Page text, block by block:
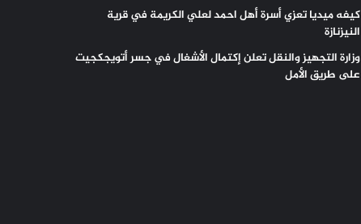
كيفه ميديا تعزي أسرة أهل احمد لعلي الكريمة في قرية
النيزنازة
وزارة التجهيز والنقل تعلن إكتمال الأشغال في جسر أتويجكجيت
على طريق الأمل